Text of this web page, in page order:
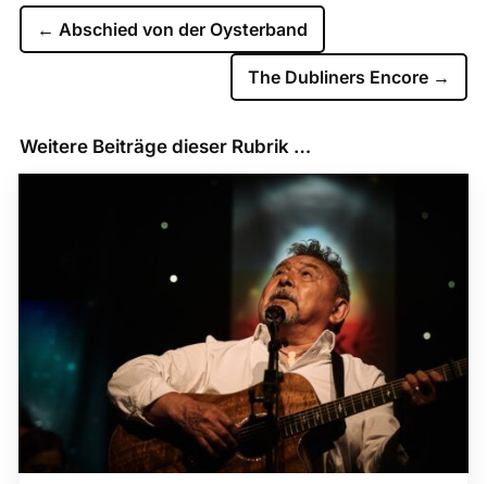
← Abschied von der Oysterband
The Dubliners Encore →
Weitere Beiträge dieser Rubrik …